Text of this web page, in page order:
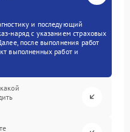
и последующий
наряд с указанием страховых
после выполнения работ
выполненных работ и